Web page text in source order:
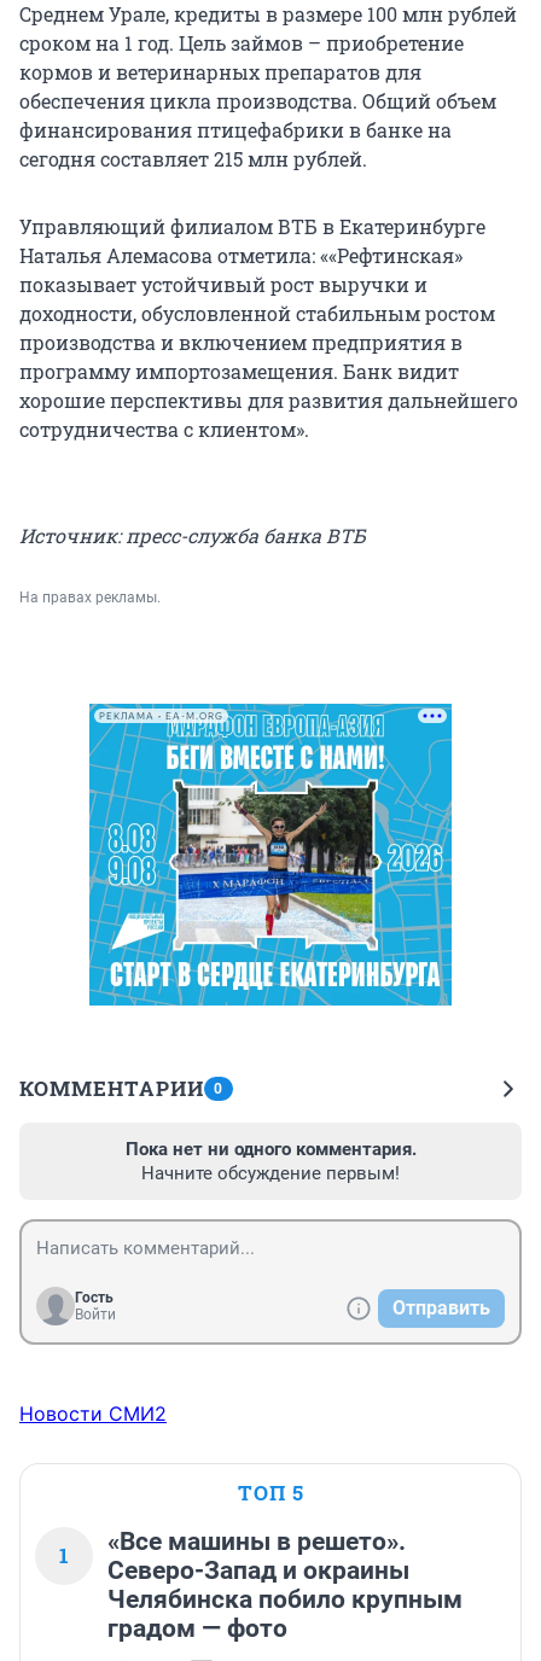
Среднем Урале, кредиты в размере 100 млн рублей
сроком на 1 год. Цель займов – приобретение
кормов и ветеринарных препаратов для
обеспечения цикла производства. Общий объем
финансирования птицефабрики в банке на
сегодня составляет 215 млн рублей.
Управляющий филиалом ВТБ в Екатеринбурге
Наталья Алемасова отметила: ««Рефтинская»
показывает устойчивый рост выручки и
доходности, обусловленной стабильным ростом
производства и включением предприятия в
программу импортозамещения. Банк видит
хорошие перспективы для развития дальнейшего
сотрудничества с клиентом».
Источник: пресс-служба банка ВТБ
На правах рекламы.
РЕКЛАМА • EA-M.ORG
КОММЕНТАРИИ 0
Пока нет ни одного комментария.
Начните обсуждение первым!
Гость
Войти
Отправить
Новости СМИ2
ТОП 5
1
«Все машины в решето».
Северо-Запад и окраины
Челябинска побило крупным
градом — фото